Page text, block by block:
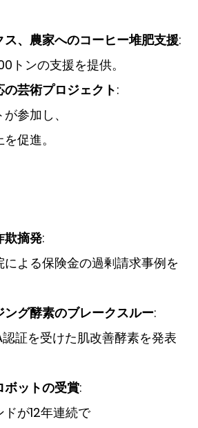
ス、農家へのコーヒー堆肥支援:
トンの支援を提供。
芸術プロジェクト:
参加し、
促進。
欺摘発:
よる保険金の過剰請求事例を
ング酵素のブレークスルー:
証を受けた肌改善酵素を発表
ボットの受賞:
が12年連続で